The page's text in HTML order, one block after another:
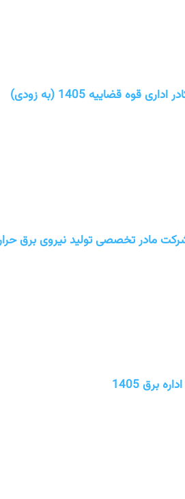
قوه قضاییه 1405 (به زودی)
تخصصی تولید نیروی برق حرارتی 1405 (استخدام
برق 1405